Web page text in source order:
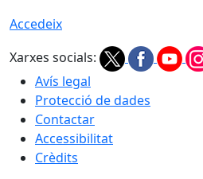
Accedeix
Xarxes socials:
Avís legal
Protecció de dades
Contactar
Accessibilitat
Crèdits